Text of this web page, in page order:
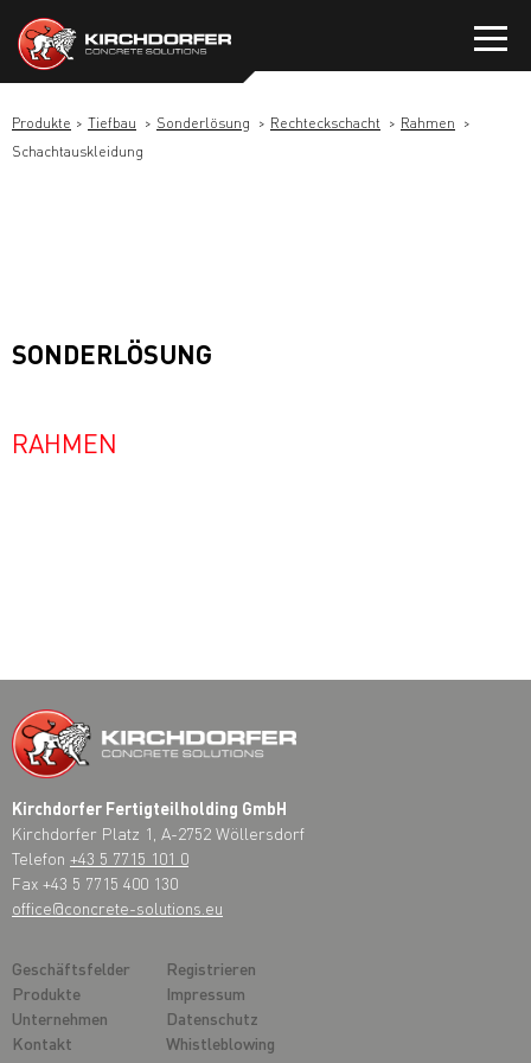
Inhalt
springen
Produkte Tiefbau Sonderlösung Rechteckschacht
Rahmen
Schachtauskleidung
SONDERLÖSUNG
RAHMEN
Kirchdorfer Fertigteilholding GmbH
Kirchdorfer Platz 1, A-2752 Wöllersdorf
Telefon +43 5 7715 101 0
Fax +43 5 7715 400 130
office@concrete-solutions.eu
Geschäftsfelder
Produkte
Unternehmen
Kontakt
Registrieren
Impressum
Datenschutz
Whistleblowing